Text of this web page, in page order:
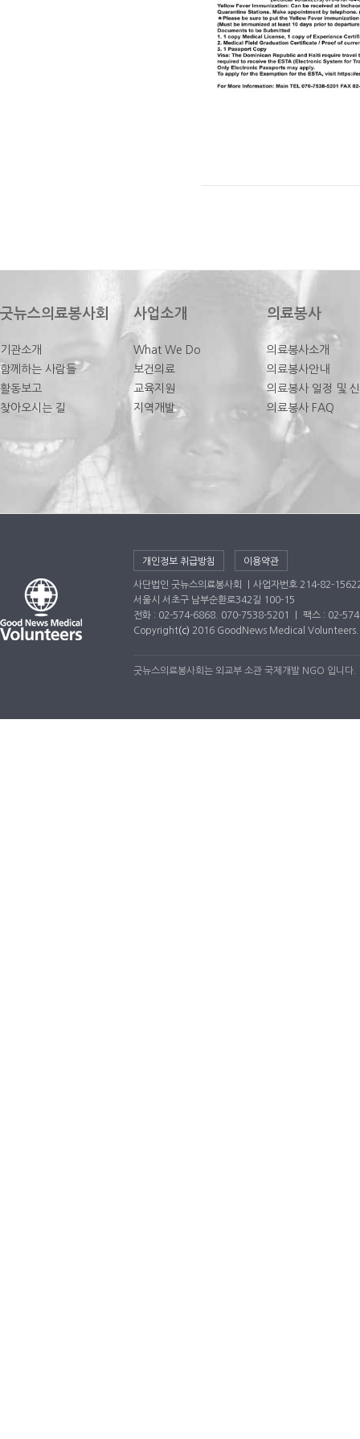
굿뉴스의료봉사회
기관소개
함께하는 사람들
활동보고
찾아오시는 길
사업소개
What We Do
보건의료
교육지원
지역개발
의료봉사
의료봉사소개
의료봉사안내
의료봉사 일정 및
의료봉사 FAQ
개인정보 취급방침 이용약관
사단법인 굿뉴스의료봉사회 ｜사업자번호 214-82-
서울시 서초구 남부순환로342길 100-15
전화 : 02-574-6868. 070-7538-5201 ｜ 팩스 : 02-
Copyright(c) 2016 GoodNews Medical
굿뉴스의료봉사회는 외교부 소관 국제개발 NGO 입니다.